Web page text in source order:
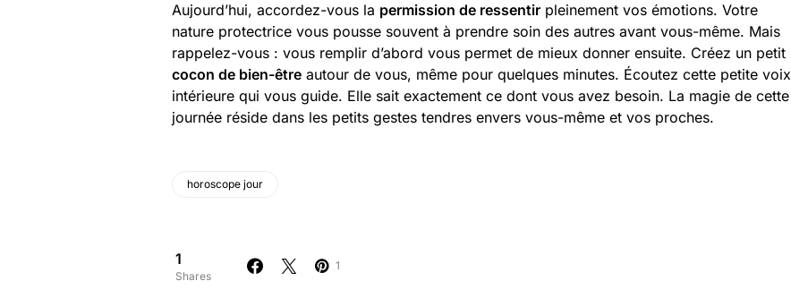
Aujourd’hui, accordez-vous la permission de ressentir pleinement vos émotions. Votre
nature protectrice vous pousse souvent à prendre soin des autres avant vous-même. Mais
rappelez-vous : vous remplir d’abord vous permet de mieux donner ensuite. Créez un petit
cocon de bien-être autour de vous, même pour quelques minutes. Écoutez cette petite voix
intérieure qui vous guide. Elle sait exactement ce dont vous avez besoin. La magie de cette
journée réside dans les petits gestes tendres envers vous-même et vos proches.
horoscope jour
1
Shares
1